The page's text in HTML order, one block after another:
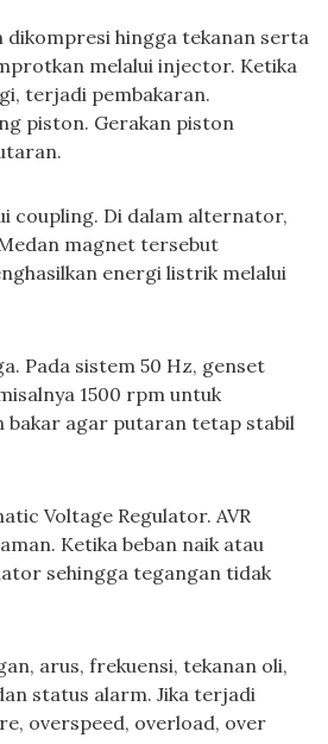
dikompresi hingga tekanan serta
melalui injector. Ketika
terjadi pembakaran.
piston. Gerakan piston
coupling. Di dalam alternator,
magnet tersebut
energi listrik melalui
Pada sistem 50 Hz, genset
1500 rpm untuk
bakar agar putaran tetap stabil
Voltage Regulator. AVR
Ketika beban naik atau
sehingga tegangan tidak
arus, frekuensi, tekanan oli,
status alarm. Jika terjadi
overspeed, overload, over